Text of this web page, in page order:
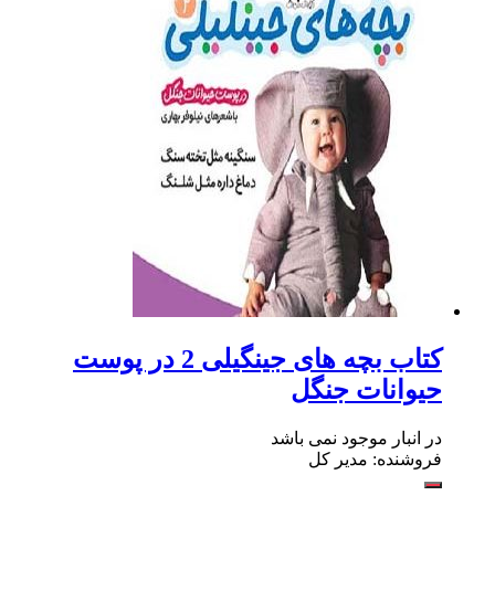
کتاب بچه های جینگیلی 2 در پوست
حیوانات جنگل
در انبار موجود نمی باشد
فروشنده: مدیر کل